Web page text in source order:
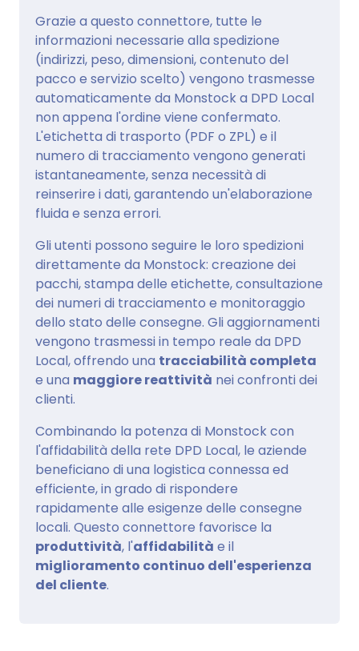
Grazie a questo connettore, tutte le
informazioni necessarie alla spedizione
(indirizzi, peso, dimensioni, contenuto del
pacco e servizio scelto) vengono trasmesse
automaticamente da Monstock a DPD Local
non appena l'ordine viene confermato.
L'etichetta di trasporto (PDF o ZPL) e il
numero di tracciamento vengono generati
istantaneamente, senza necessità di
reinserire i dati, garantendo un'elaborazione
fluida e senza errori.
Gli utenti possono seguire le loro spedizioni
direttamente da Monstock: creazione dei
pacchi, stampa delle etichette, consultazione
dei numeri di tracciamento e monitoraggio
dello stato delle consegne. Gli aggiornamenti
vengono trasmessi in tempo reale da DPD
Local, offrendo una tracciabilità completa
e una maggiore reattività nei confronti dei
clienti.
Combinando la potenza di Monstock con
l'affidabilità della rete DPD Local, le aziende
beneficiano di una logistica connessa ed
efficiente, in grado di rispondere
rapidamente alle esigenze delle consegne
locali. Questo connettore favorisce la
produttività, l'affidabilità e il
miglioramento continuo dell'esperienza
del cliente.